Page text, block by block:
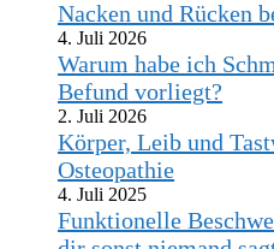
Nacken und Rücken
4. Juli 2026
Warum habe ich
Befund vorliegt?
2. Juli 2026
Körper, Leib und
Osteopathie
4. Juli 2025
Funktionelle